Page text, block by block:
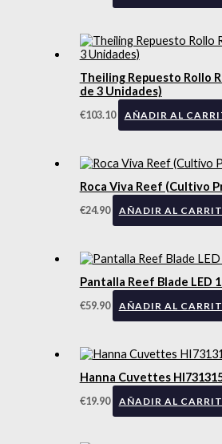
Theiling Repuesto Rollo
de 3 Unidades)
€103.10 AÑADIR AL
Roca Viva Reef (Cultivo
€24.90 AÑADIR AL
Pantalla Reef Blade LED
€59.90 AÑADIR AL
Hanna Cuvettes
€19.90 AÑADIR AL